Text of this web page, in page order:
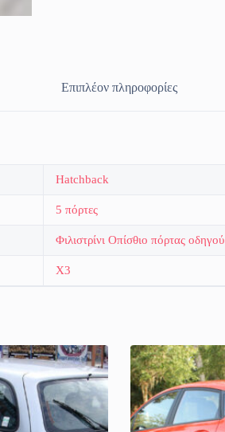
Επιπλέον πληροφορίες
Hatchback
5 πόρτες
Φιλιστρίνι Οπίσθιο πόρτας οδηγού
X3